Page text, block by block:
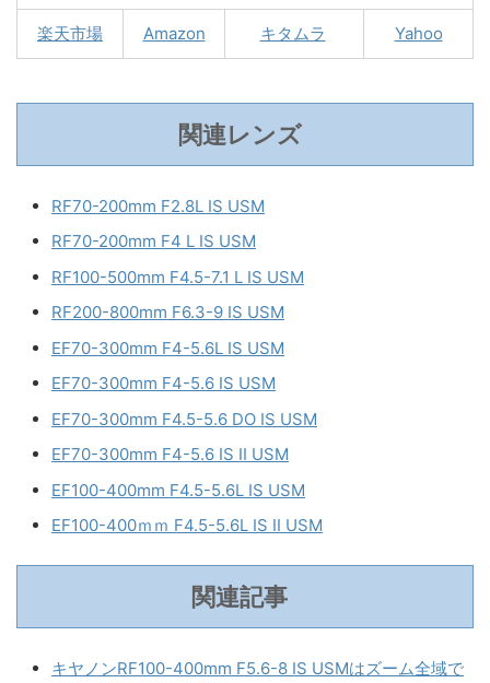
楽天市場 Amazon キタムラ Yahoo
関連レンズ
RF70-200mm F2.8L IS USM
RF70-200mm F4 L IS USM
RF100-500mm F4.5-7.1 L IS USM
RF200-800mm F6.3-9 IS USM
EF70-300mm F4-5.6L IS USM
EF70-300mm F4-5.6 IS USM
EF70-300mm F4.5-5.6 DO IS USM
EF70-300mm F4-5.6 IS II USM
EF100-400mm F4.5-5.6L IS USM
EF100-400ｍｍ F4.5-5.6L IS II USM
関連記事
キヤノンRF100-400mm F5.6-8 IS USMはズーム全域で